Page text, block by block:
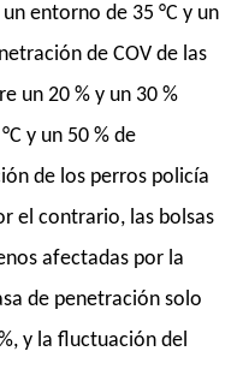
entorno de 35 °C y un
de COV de las
un 20 % y un 30 %
y un 50 % de
de los perros policía
el contrario, las bolsas
afectadas por la
de penetración solo
y la fluctuación del